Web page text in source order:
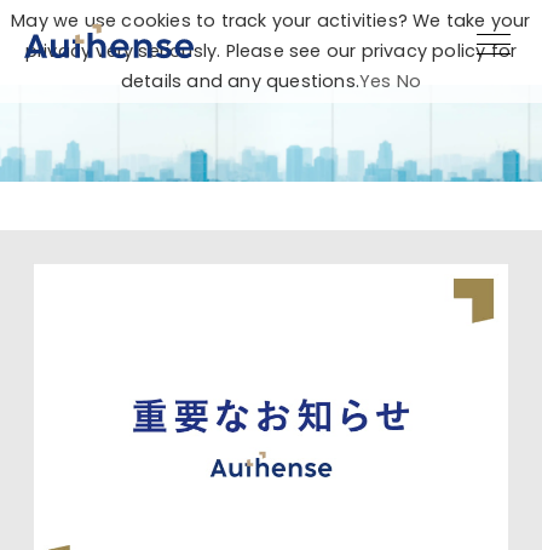
May we use cookies to track your activities? We take your
privacy very seriously. Please see our privacy policy for
details and any questions.Yes No